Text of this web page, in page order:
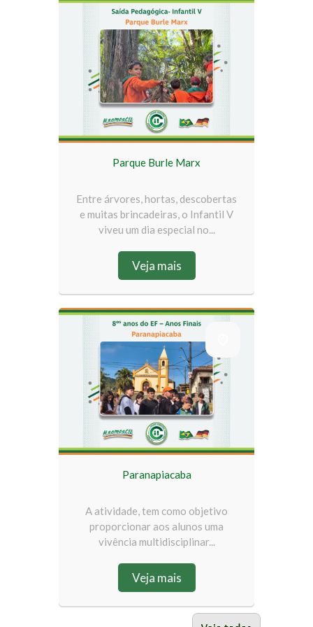
Parque Burle Marx
Entre árvores, hortas, descobertas
e muitas brincadeiras, o Infantil V
viveu um dia especial no...
Veja mais
Paranapiacaba
A atividade, tem como objetivo
proporcionar aos alunos uma
vivência multidisciplinar...
Veja mais